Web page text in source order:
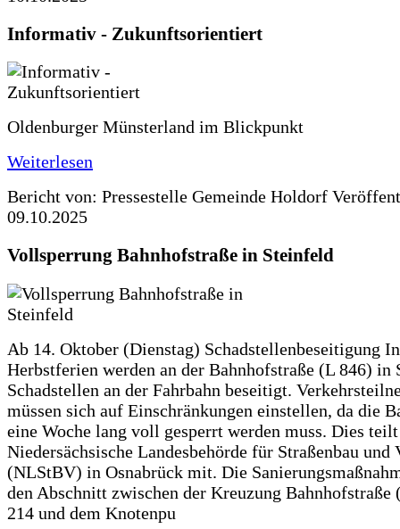
Informativ - Zukunftsorientiert
Oldenburger Münsterland im Blickpunkt
Weiterlesen
Bericht von: Pressestelle Gemeinde Holdorf
09.10.2025
Vollsperrung Bahnhofstraße in Steinfeld
Ab 14. Oktober (Dienstag) Schadstellenbeseitigung
Herbstferien werden an der Bahnhofstraße (L 846) in
Schadstellen an der Fahrbahn beseitigt.
müssen sich auf Einschränkungen einstellen, da die
eine Woche lang voll gesperrt werden muss. Dies
Niedersächsische Landesbehörde für Straßenbau und
(NLStBV) in Osnabrück mit. Die
den Abschnitt zwischen der Kreuzung Bahnhofstraße
214 und dem Knotenpu